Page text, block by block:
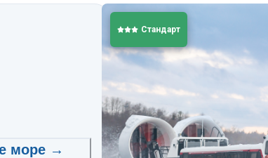
Стандарт
море →